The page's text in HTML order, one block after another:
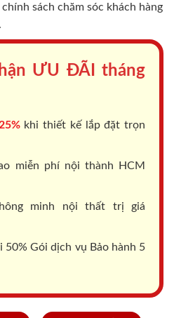
sách chăm sóc khách hàng
ƯU ĐÃI tháng
khi thiết kế lắp đặt trọn
miễn phí nội thành HCM
minh nội thất trị giá
50% Gói dịch vụ Bảo hành 5